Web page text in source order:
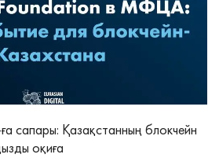
сапары: Қазақстанның блокчейн
оқиға